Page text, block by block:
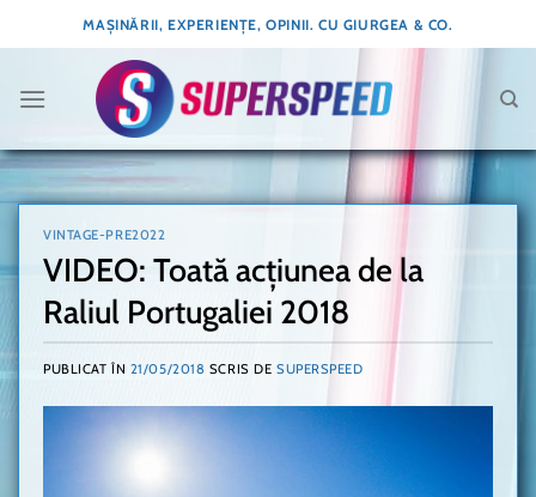
to
MAȘINĂRII, EXPERIENȚE, OPINII. CU GIURGEA & CO.
VINTAGE-PRE2022
VIDEO: Toată acțiunea de la
Raliul Portugaliei 2018
PUBLICAT ÎN 21/05/2018 SCRIS DE SUPERSPEED